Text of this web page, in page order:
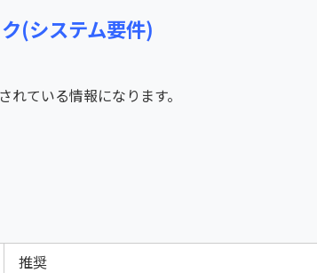
(システム要件)
ている情報になります。
推奨